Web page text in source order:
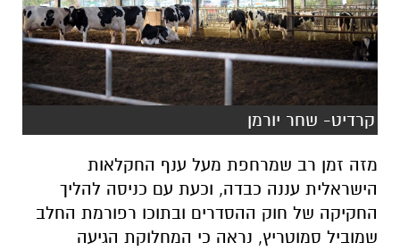
קרדיט- שחר יורמן
מזה זמן רב שמרחפת מעל ענף החקלאות
הישראלית עננה כבדה, וכעת עם כניסה להליך
החקיקה של חוק ההסדרים ובתוכו רפורמת החלב
שמוביל סמוטריץ, נראה כי המחלוקת הגיעה